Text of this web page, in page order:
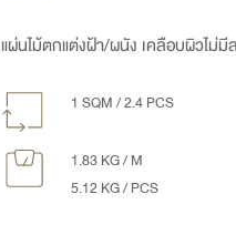
แผ่นไม้ตกแต่งฝ้า/ผนัง เคลือบผิวไม่
1 SQM / 2.4 PCS
1.83 KG / M
5.12 KG / PCS